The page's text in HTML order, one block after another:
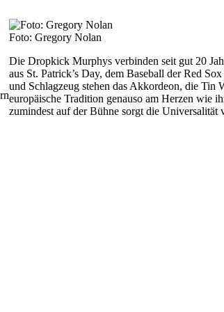
Foto: Gregory Nolan
Die Dropkick Murphys verbinden seit gut 20
aus St. Patrick’s Day, dem Baseball der Red
und Schlagzeug stehen das Akkordeon, die Tin
europäische Tradition genauso am Herzen wie
zumindest auf der Bühne sorgt die